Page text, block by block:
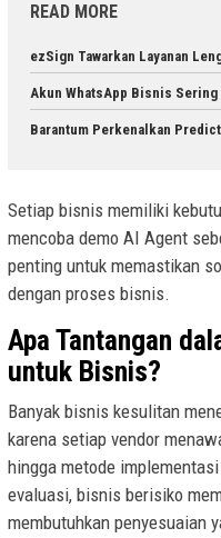
READ MORE
ezSign Tawarkan Layanan
Akun WhatsApp Bisnis
Barantum Perkenalkan
Setiap bisnis memiliki
mencoba demo AI Agent
penting untuk memastikan
dengan proses bisnis.
Apa Tantangan
untuk Bisnis?
Banyak bisnis kesulitan
karena setiap vendor
hingga metode
evaluasi, bisnis berisiko
membutuhkan penyesuaian